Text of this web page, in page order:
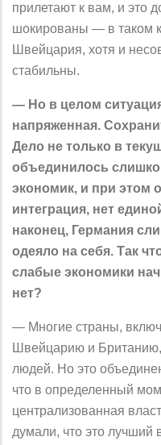
прилетают к вам, и это
шокированы — в таком
Швейцария, хотя и
стабильны.
— Но в целом
напряженная.
Дело не только в
объединилось
экономик, и при этом
интеграция, нет
наконец, Германия
одеяло на себя. Так
слабые экономики
нет?
— Многие страны,
Швейцарию и
людей. Но это
что в определенный
централизованная
думали, что это